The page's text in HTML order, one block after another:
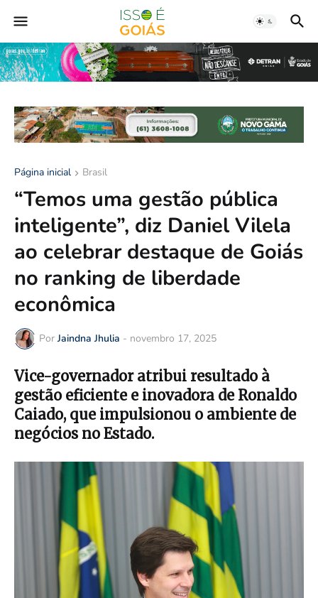
Página inicial Brasil
“Temos uma gestão pública
inteligente”, diz Daniel Vilela
ao celebrar destaque de Goiás
no ranking de liberdade
econômica
Por Jaindna Jhulia - novembro 17, 2025
Vice-governador atribui resultado à
gestão eficiente e inovadora de Ronaldo
Caiado, que impulsionou o ambiente de
negócios no Estado.